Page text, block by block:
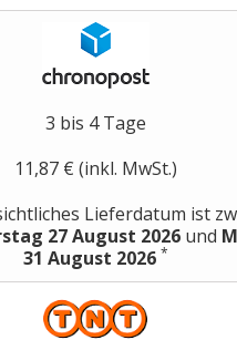
3 bis 4 Tage
11,87 € (inkl. MwSt.)
Lieferdatum ist
27 August 2026 und
31 August 2026 *